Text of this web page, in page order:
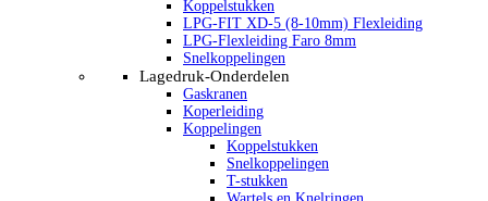
Koppelstukken
LPG-FIT XD-5 (8-10mm) Flexleiding
LPG-Flexleiding Faro 8mm
Snelkoppelingen
Lagedruk-Onderdelen
Gaskranen
Koperleiding
Koppelingen
Koppelstukken
Snelkoppelingen
T-stukken